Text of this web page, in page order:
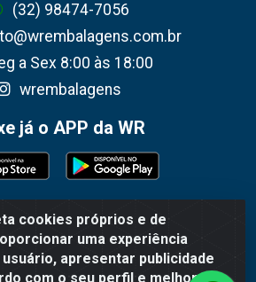
cookies próprios e de
uma experiência
apresentar publicidade
com o seu perfil e melhorar a
(32) 98474-7056
a Sex 8:00 às 18:00
wrembalagens
já o APP da WR
Cel. Teodoro Gomes de Araújo, 1360 -
/ MG - CEP 36202-628 - CNPJ
02.692.206/0001-55